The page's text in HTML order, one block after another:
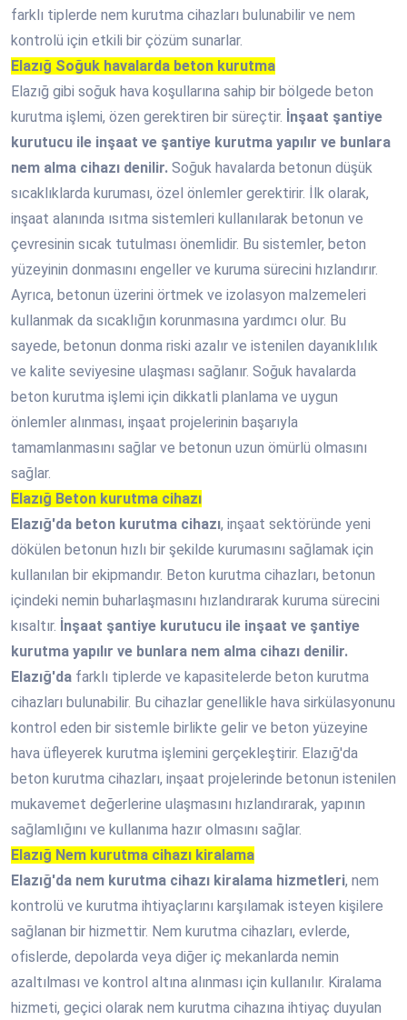
farklı tiplerde nem kurutma cihazları bulunabilir ve nem
kontrolü için etkili bir çözüm sunarlar.
Elazığ Soğuk havalarda beton kurutma
Elazığ gibi soğuk hava koşullarına sahip bir bölgede beton
kurutma işlemi, özen gerektiren bir süreçtir. İnşaat şantiye
kurutucu ile inşaat ve şantiye kurutma yapılır ve bunlara
nem alma cihazı denilir. Soğuk havalarda betonun düşük
sıcaklıklarda kuruması, özel önlemler gerektirir. İlk olarak,
inşaat alanında ısıtma sistemleri kullanılarak betonun ve
çevresinin sıcak tutulması önemlidir. Bu sistemler, beton
yüzeyinin donmasını engeller ve kuruma sürecini hızlandırır.
Ayrıca, betonun üzerini örtmek ve izolasyon malzemeleri
kullanmak da sıcaklığın korunmasına yardımcı olur. Bu
sayede, betonun donma riski azalır ve istenilen dayanıklılık
ve kalite seviyesine ulaşması sağlanır. Soğuk havalarda
beton kurutma işlemi için dikkatli planlama ve uygun
önlemler alınması, inşaat projelerinin başarıyla
tamamlanmasını sağlar ve betonun uzun ömürlü olmasını
sağlar.
Elazığ Beton kurutma cihazı
Elazığ'da beton kurutma cihazı, inşaat sektöründe yeni
dökülen betonun hızlı bir şekilde kurumasını sağlamak için
kullanılan bir ekipmandır. Beton kurutma cihazları, betonun
içindeki nemin buharlaşmasını hızlandırarak kuruma sürecini
kısaltır. İnşaat şantiye kurutucu ile inşaat ve şantiye
kurutma yapılır ve bunlara nem alma cihazı denilir.
Elazığ'da farklı tiplerde ve kapasitelerde beton kurutma
cihazları bulunabilir. Bu cihazlar genellikle hava sirkülasyonunu
kontrol eden bir sistemle birlikte gelir ve beton yüzeyine
hava üfleyerek kurutma işlemini gerçekleştirir. Elazığ'da
beton kurutma cihazları, inşaat projelerinde betonun istenilen
mukavemet değerlerine ulaşmasını hızlandırarak, yapının
sağlamlığını ve kullanıma hazır olmasını sağlar.
Elazığ Nem kurutma cihazı kiralama
Elazığ'da nem kurutma cihazı kiralama hizmetleri, nem
kontrolü ve kurutma ihtiyaçlarını karşılamak isteyen kişilere
sağlanan bir hizmettir. Nem kurutma cihazları, evlerde,
ofislerde, depolarda veya diğer iç mekanlarda nemin
azaltılması ve kontrol altına alınması için kullanılır. Kiralama
hizmeti, geçici olarak nem kurutma cihazına ihtiyaç duyulan